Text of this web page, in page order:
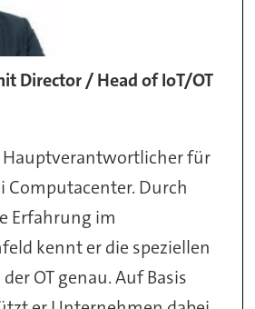
Director / Head of IoT/OT
Hauptverantwortlicher für
Computacenter. Durch
Erfahrung im
kennt er die speziellen
OT genau. Auf Basis